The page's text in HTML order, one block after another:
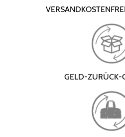
GELD-ZURÜCK-